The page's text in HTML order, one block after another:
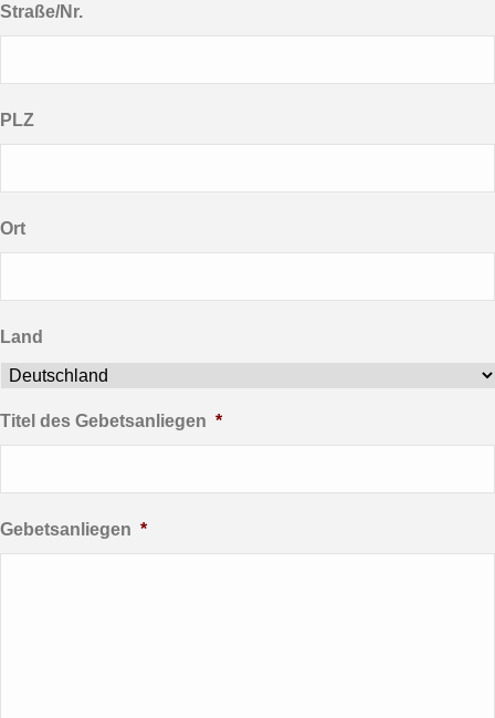
Straße/Nr.
PLZ
Ort
Land
Titel des Gebetsanliegen *
Gebetsanliegen *